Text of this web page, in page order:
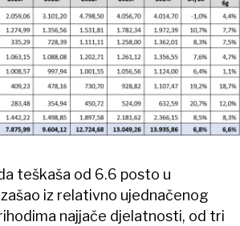
teškaša od 6.6 posto u
iz relativno ujednačenog
najjače djelatnosti, od tri